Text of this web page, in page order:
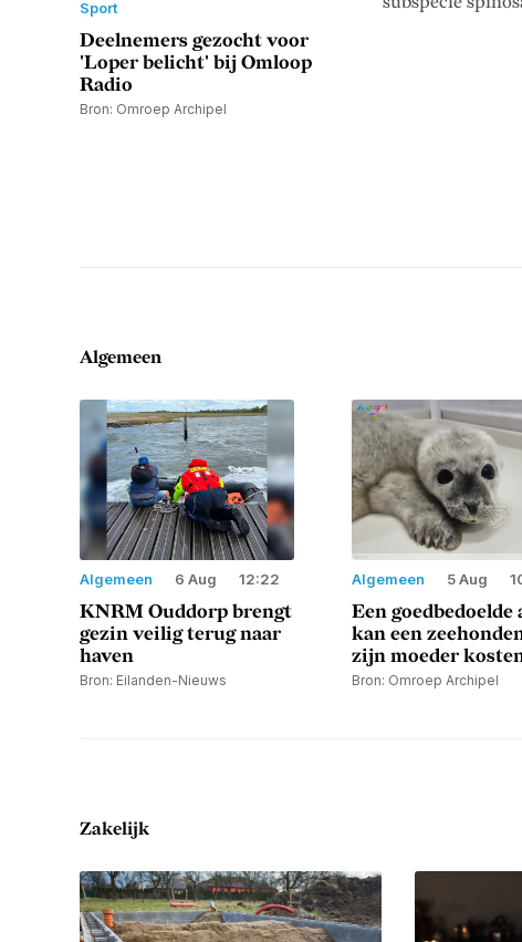
Sport
Deelnemers gezocht voor
'Loper belicht' bij Omloop
Radio
Bron: Omroep Archipel
Algemeen
Algemeen 6 Aug 12:22
KNRM Ouddorp brengt
gezin veilig terug naar
haven
Bron: Eilanden-Nieuws
Algemeen 5 Aug
Een goedbedoelde
kan een
zijn moeder
Bron: Omroep Archipel
Zakelijk